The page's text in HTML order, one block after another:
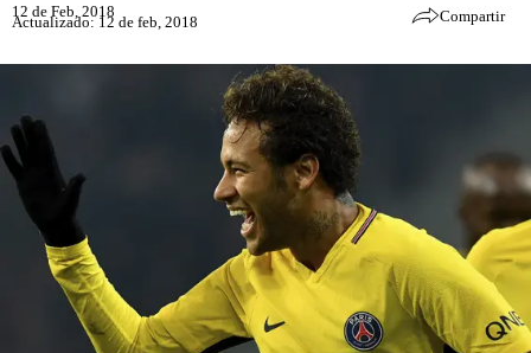
12 de Feb, 2018
Actualizado: 12 de feb, 2018 Compartir